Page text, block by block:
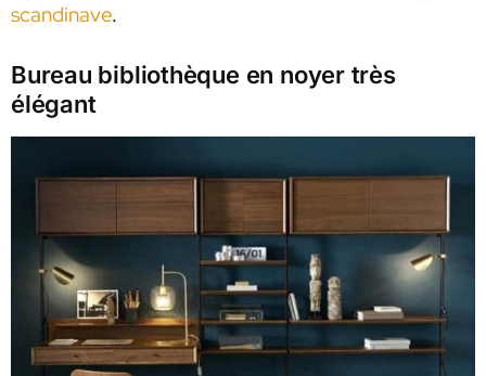
scandinave.
Bureau bibliothèque en noyer très
élégant